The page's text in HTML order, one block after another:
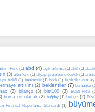
Fonu (1) abd (4) açık artırma (1) aktif (1)
(3) altın fonu (1) altyapı projelerine destek (1)
birliği (1) bankacılık (1) bddk (1) bedelli
artırımı (2) beklentiler (7) bernanke
(2) bilanço (3) bist100 (3) BOBİ FRS
borsa ne olacak (2) buğday (1) bütçe (2)
Finansal Raporlama Standardı (1)